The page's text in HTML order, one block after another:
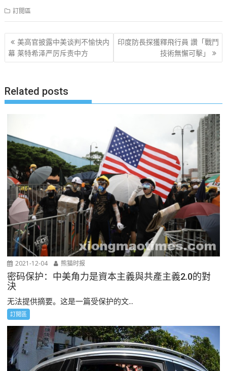
訂閲區
文
章
美高官披露中美谈判不愉快内
幕 莱特希泽严厉斥责中方
印度防長探獲釋飛行員 讚「戰鬥
技術無懈可擊」
Related posts
2021-12-04 熊猫时报
密码保护：中美角力是資本主義與共產主義2.0的對
決
无法提供摘要。这是一篇受保护的文...
訂閲區